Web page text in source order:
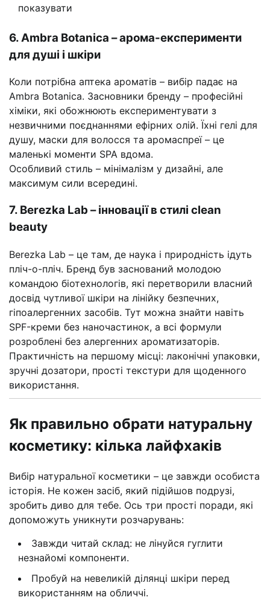
показувати
6. Ambra Botanica – арома-експерименти
для душі і шкіри
Коли потрібна аптека ароматів – вибір падає на
Ambra Botanica. Засновники бренду – професійні
хіміки, які обожнюють експериментувати з
незвичними поєднаннями ефірних олій. Їхні гелі для
душу, маски для волосся та аромаспреї – це
маленькі моменти SPA вдома.
Особливий стиль – мінімалізм у дизайні, але
максимум сили всередині.
7. Berezka Lab – інновації в стилі clean
beauty
Berezka Lab – це там, де наука і природність ідуть
пліч-о-пліч. Бренд був заснований молодою
командою біотехнологів, які перетворили власний
досвід чутливої шкіри на лінійку безпечних,
гіпоалергенних засобів. Тут можна знайти навіть
SPF-креми без наночастинок, а всі формули
розроблені без алергенних ароматизаторів.
Практичність на першому місці: лаконічні упаковки,
зручні дозатори, прості текстури для щоденного
використання.
Як правильно обрати натуральну
косметику: кілька лайфхаків
Вибір натуральної косметики – це завжди особиста
історія. Не кожен засіб, який підійшов подрузі,
зробить диво для тебе. Ось три прості поради, які
допоможуть уникнути розчарувань:
Завжди читай склад: не лінуйся гуглити
незнайомі компоненти.
Пробуй на невеликій ділянці шкіри перед
використанням на обличчі.